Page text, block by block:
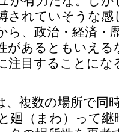
されていそうな感
ら、政治・経済・
があるともいえる
注目することにな
、複数の場所で同
廻（まわ）って継